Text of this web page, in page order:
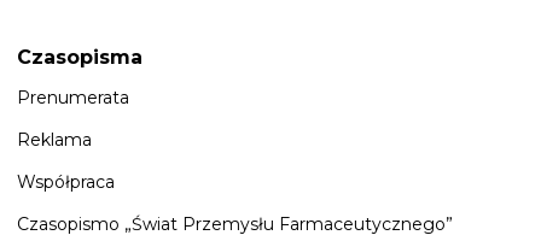
Czasopisma
Prenumerata
Reklama
Współpraca
Czasopismo „Świat Przemysłu Farmaceutycznego”